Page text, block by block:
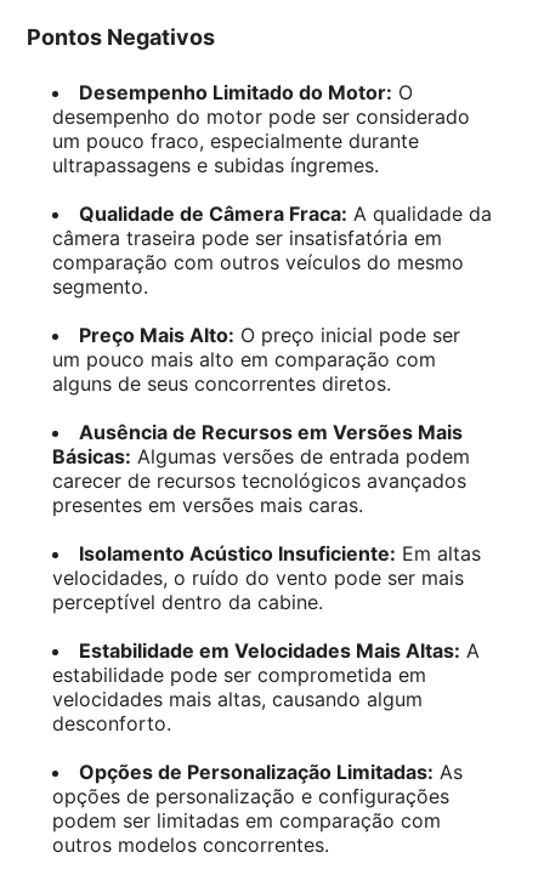
Pontos Negativos
Desempenho Limitado do Motor: O
desempenho do motor pode ser considerado
um pouco fraco, especialmente durante
ultrapassagens e subidas íngremes.
Qualidade de Câmera Fraca: A qualidade da
câmera traseira pode ser insatisfatória em
comparação com outros veículos do mesmo
segmento.
Preço Mais Alto: O preço inicial pode ser
um pouco mais alto em comparação com
alguns de seus concorrentes diretos.
Ausência de Recursos em Versões Mais
Básicas: Algumas versões de entrada podem
carecer de recursos tecnológicos avançados
presentes em versões mais caras.
Isolamento Acústico Insuficiente: Em altas
velocidades, o ruído do vento pode ser mais
perceptível dentro da cabine.
Estabilidade em Velocidades Mais Altas: A
estabilidade pode ser comprometida em
velocidades mais altas, causando algum
desconforto.
Opções de Personalização Limitadas: As
opções de personalização e configurações
podem ser limitadas em comparação com
outros modelos concorrentes.